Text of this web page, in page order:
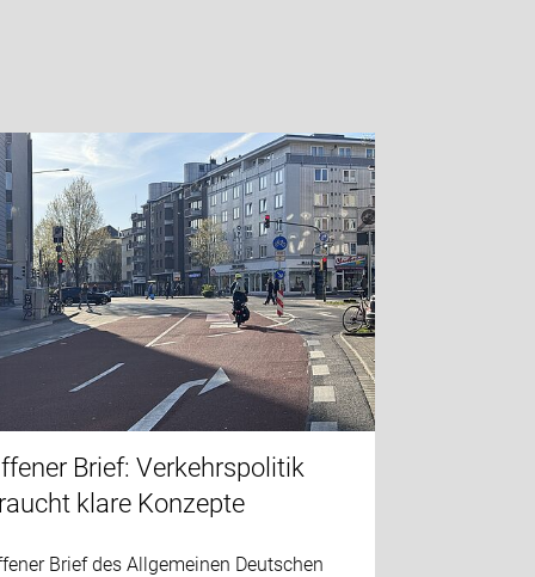
Brief: Verkehrspolitik
klare Konzepte
Brief des Allgemeinen Deutschen